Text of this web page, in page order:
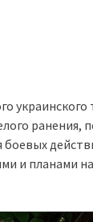
ранения,
и планами